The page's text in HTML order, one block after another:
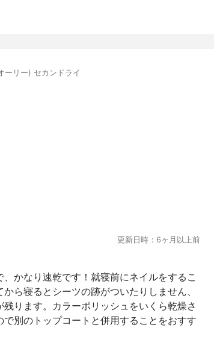
ーリー) セカンドライ
更新日時：6ヶ月以上前
かなり速乾です！就寝前にネイルをするこ
ら寝るとシーツの跡がついたりしません、
ります。カラーポリッシュをいくら乾燥さ
別のトップコートと併用することをおすす